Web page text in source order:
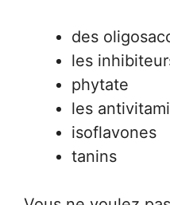
des
les
phytate
les
isoflavones
tanins